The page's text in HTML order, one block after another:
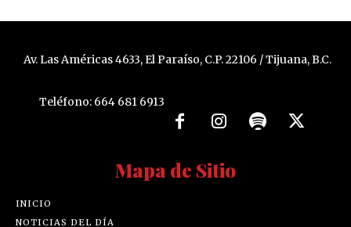
Av. Las Américas 4633, El Paraíso, C.P. 22106 / Tijuana, B.C.
Teléfono: 664 681 6913
Mapa de Sitio
INICIO
NOTICIAS DEL DÍA